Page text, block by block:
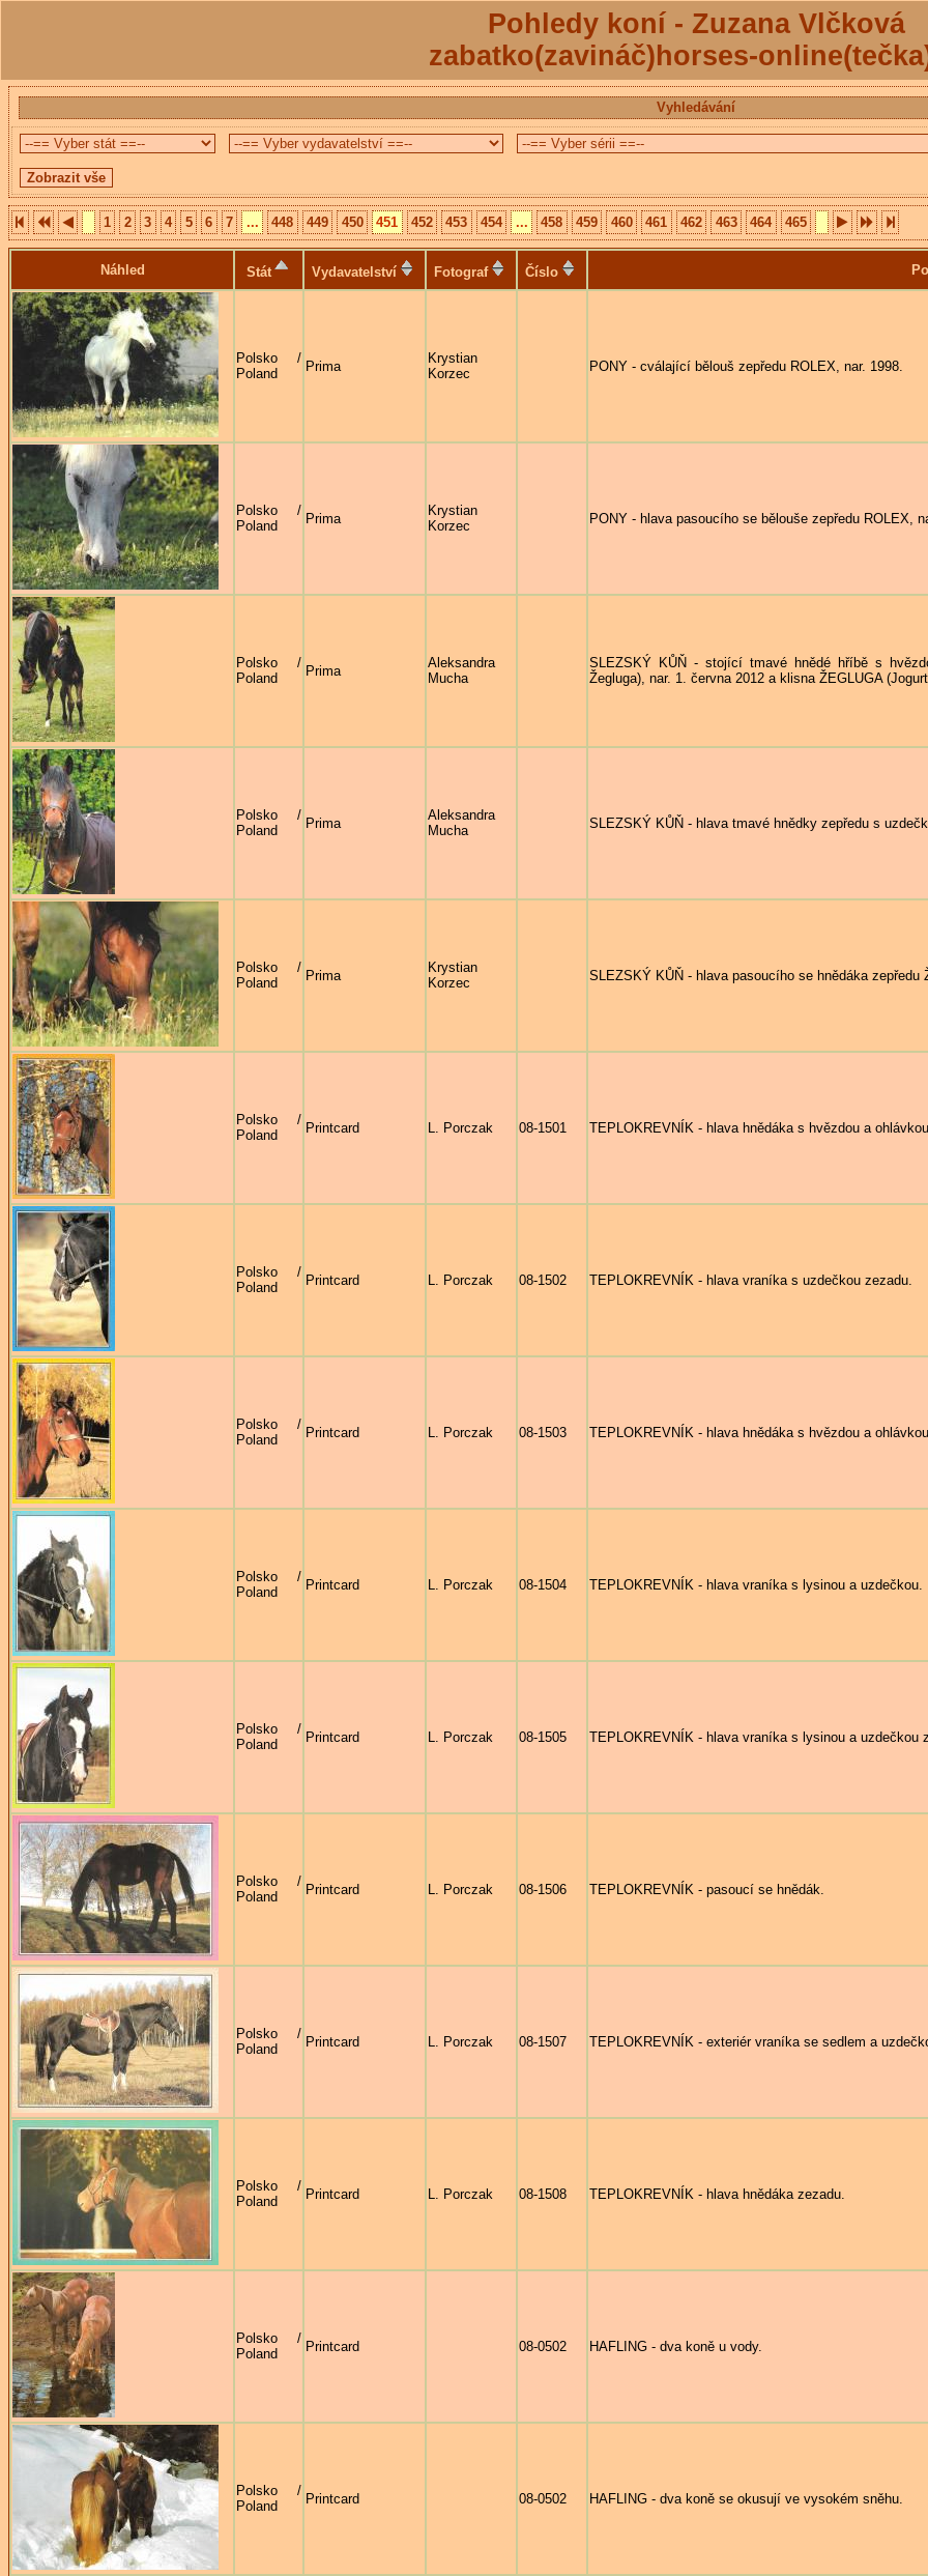
Pohledy koní - Zuzana Vlčková
zabatko(zavináč)horses-
Vyhledávání
1 2 3 4 5 6 7 ... 448 449 450 451 452 453 454 ... 458 459 460 461 462 463 464 465
Náhled Stát Vydavatelství Fotograf Číslo
Polsko /
Poland
Prima
Krystian
Korzec
PONY - cválající bělouš zepředu ROLEX, nar. 1998.
Polsko /
Poland
Prima
Krystian
Korzec
PONY - hlava pasoucího se bělouše zepředu ROLEX,
Polsko /
Poland
Prima
Aleksandra
Mucha
SLEZSKÝ KŮŇ - stojící tmavé hnědé hříbě s
Žegluga), nar. 1. června 2012 a klisna ŽEGLUGA
Polsko /
Poland
Prima
Aleksandra
Mucha
SLEZSKÝ KŮŇ - hlava tmavé hnědky zepředu s
Polsko /
Poland
Prima
Krystian
Korzec
SLEZSKÝ KŮŇ - hlava pasoucího se hnědáka zepředu
Polsko /
Poland
Printcard L. Porczak 08-1501 TEPLOKREVNÍK - hlava hnědáka s hvězdou a
Polsko /
Poland
Printcard L. Porczak 08-1502 TEPLOKREVNÍK - hlava vraníka s uzdečkou zezadu.
Polsko /
Poland
Printcard L. Porczak 08-1503 TEPLOKREVNÍK - hlava hnědáka s hvězdou a ohlávkou.
Polsko /
Poland
Printcard L. Porczak 08-1504 TEPLOKREVNÍK - hlava vraníka s lysinou a uzdečkou.
Polsko /
Poland
Printcard L. Porczak 08-1505 TEPLOKREVNÍK - hlava vraníka s lysinou a uzdečkou
Polsko /
Poland
Printcard L. Porczak 08-1506 TEPLOKREVNÍK - pasoucí se hnědák.
Polsko /
Poland
Printcard L. Porczak 08-1507 TEPLOKREVNÍK - exteriér vraníka se sedlem a
Polsko /
Poland
Printcard L. Porczak 08-1508 TEPLOKREVNÍK - hlava hnědáka zezadu.
Polsko /
Poland
Printcard 08-0502 HAFLING - dva koně u vody.
Polsko /
Poland
Printcard 08-0502 HAFLING - dva koně se okusují ve vysokém sněhu.